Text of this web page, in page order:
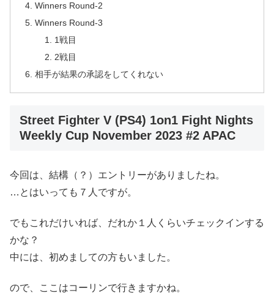
Winners Round-2
Winners Round-3
1戦目
2戦目
相手が結果の承認をしてくれない
Street Fighter V (PS4) 1on1 Fight Nights
Weekly Cup November 2023 #2 APAC
今回は、結構（？）エントリーがありましたね。
…とはいっても７人ですが。
でもこれだけいれば、だれか１人くらいチェックインする
かな？
中には、初めましての方もいました。
ので、ここはコーリンで行きますかね。